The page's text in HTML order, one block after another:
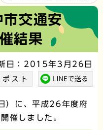
交通安
結果
日：2015年3月26日
）に、平成26年度府
催しました。